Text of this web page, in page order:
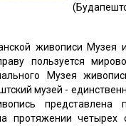
живописи Музея
пользуется
Музея
музей -
представлена
протяжении четырех